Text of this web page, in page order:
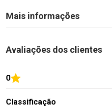
Mais informações
Avaliações dos clientes
0
Classificação